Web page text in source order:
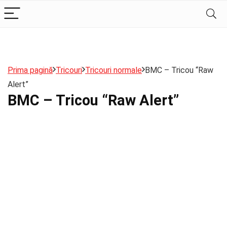
Prima pagină Tricouri Tricouri normale BMC – Tricou “Raw
Alert”
BMC – Tricou “Raw Alert”